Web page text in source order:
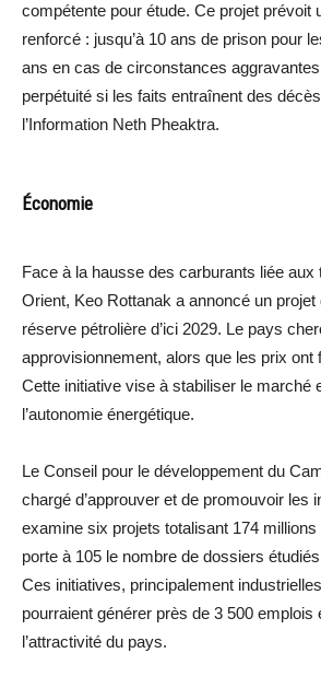
compétente pour étude. Ce projet prévoit
renforcé : jusqu’à 10 ans de prison pour
ans en cas de circonstances
perpétuité si les faits entraînent des
l’Information Neth Pheaktra.
Économie
Face à la hausse des carburants liée
Orient, Keo Rottanak a annoncé un projet
réserve pétrolière d’ici 2029. Le pays
approvisionnement, alors que les prix ont
Cette initiative vise à stabiliser le marché
l’autonomie énergétique.
Le Conseil pour le développement du
chargé d’approuver et de promouvoir les
examine six projets totalisant 174
porte à 105 le nombre de dossiers
Ces initiatives, principalement
pourraient générer près de 3 500 emplois
l’attractivité du pays.